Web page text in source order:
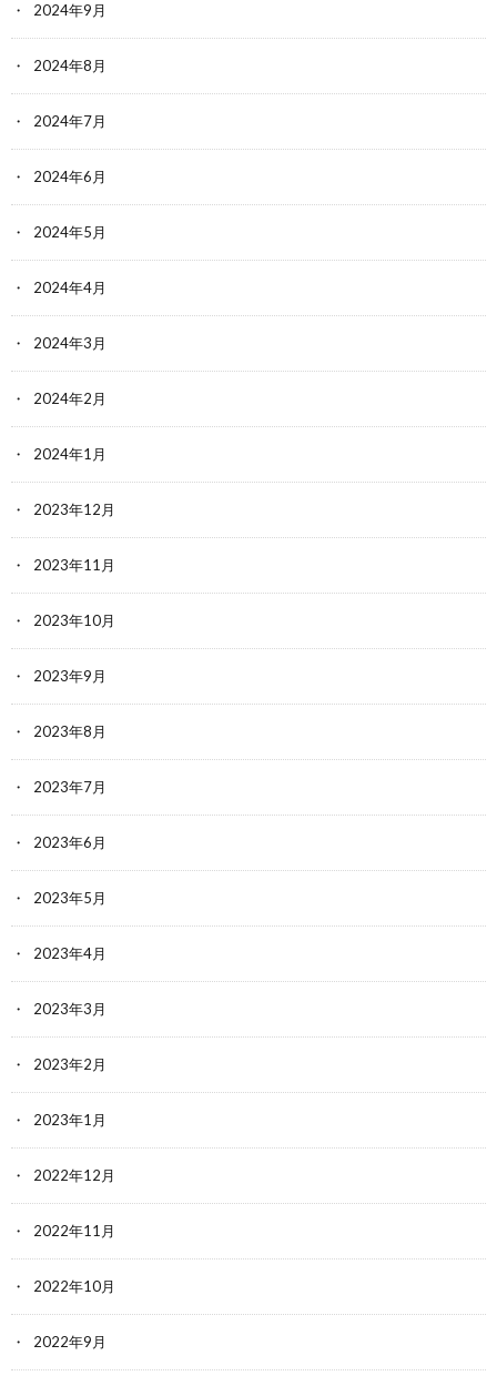
2024年9月
2024年8月
2024年7月
2024年6月
2024年5月
2024年4月
2024年3月
2024年2月
2024年1月
2023年12月
2023年11月
2023年10月
2023年9月
2023年8月
2023年7月
2023年6月
2023年5月
2023年4月
2023年3月
2023年2月
2023年1月
2022年12月
2022年11月
2022年10月
2022年9月